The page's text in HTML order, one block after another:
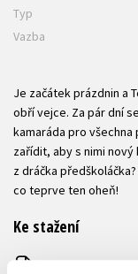
Typ
Vazba
Je začátek prázdnin a
obří vejce. Za pár dní
kamaráda pro
zařídit, aby s nimi
z dráčka
co teprve ten oheň!
Ke stažení